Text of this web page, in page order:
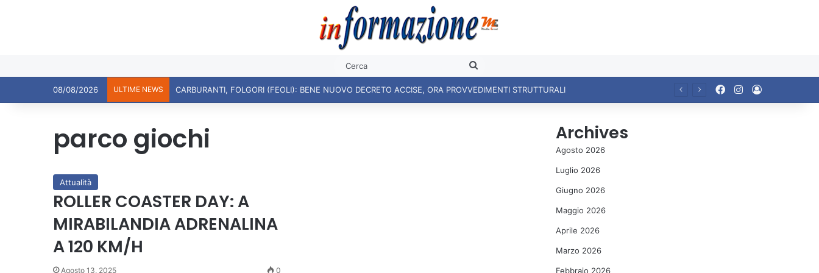
08/08/2026 ULTIME NEWS CARBURANTI, FOLGORI (FEOLI): BENE NUOVO DECRETO ACCISE, ORA PROVVEDIMENTI STRUTTURALI FacebookInstagram
parco giochi
Attualità
ROLLER COASTER DAY: A
MIRABILANDIA ADRENALINA
A 120 KM/H
Agosto 13, 2025 0
Archives
Agosto 2026
Luglio 2026
Giugno 2026
Maggio 2026
Aprile 2026
Marzo 2026
Febbraio 2026